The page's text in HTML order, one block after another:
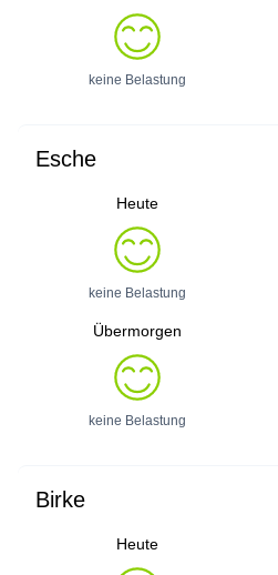
keine Belastung
Esche
Heute
keine Belastung
Übermorgen
keine Belastung
Birke
Heute